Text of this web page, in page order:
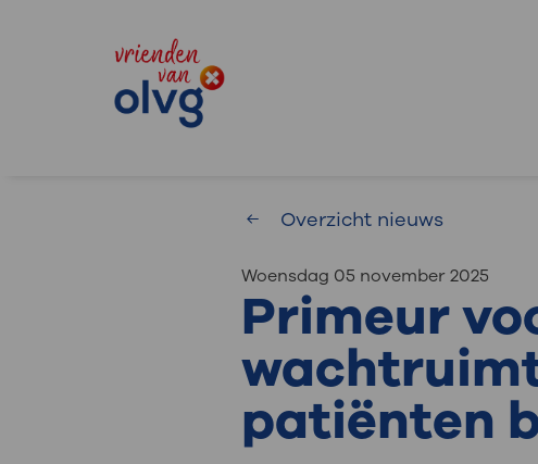
Waar
Zoekwoorden
Overzicht nieuws
woensdag 05 november 2025
Primeur
patiënten